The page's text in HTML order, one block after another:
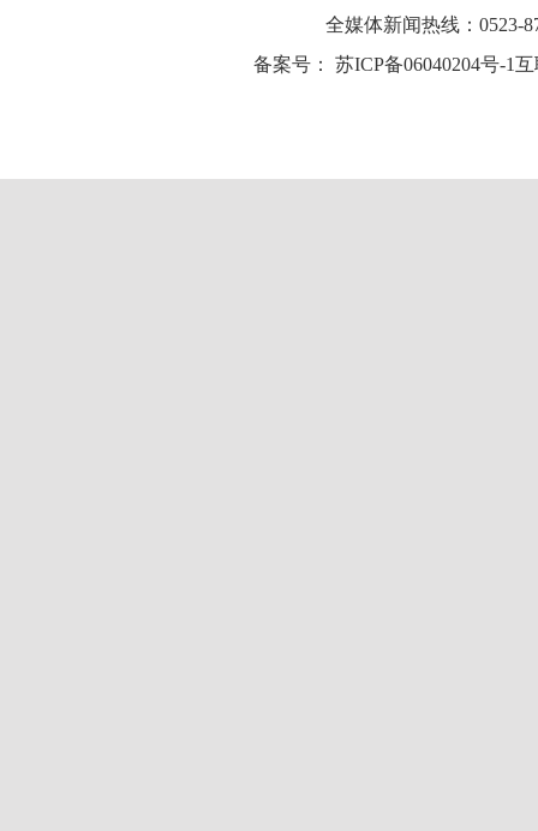
全媒体新闻热线：0523-
备案号： 苏ICP备06040204号-1互